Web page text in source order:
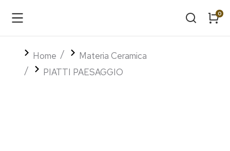
Tu sei qui:
Home
Materia Ceramica
PIATTI PAESAGGIO